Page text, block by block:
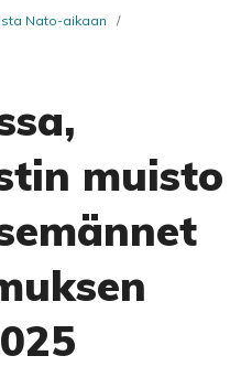
Nato-aikaan
/
muisto